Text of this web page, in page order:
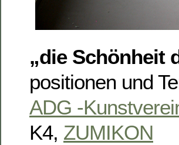
„die Schönheit
positionen und
ADG -
K4, ZUMIKON